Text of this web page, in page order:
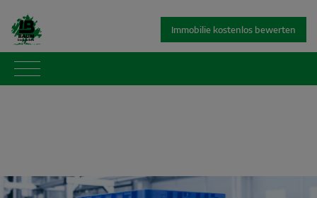
Immobilie kostenlos bewerten